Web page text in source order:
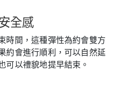
全感
時間，這種彈性為約會雙方
約會進行順利，可以自然延
可以禮貌地提早結束。